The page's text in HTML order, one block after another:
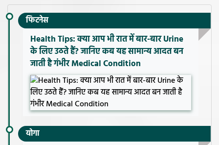
फिटनेस
Health Tips: क्या आप भी रात में बार-बार Urine
के लिए उठते हैं? जानिए कब यह सामान्य आदत बन
जाती है गंभीर Medical Condition
योगा